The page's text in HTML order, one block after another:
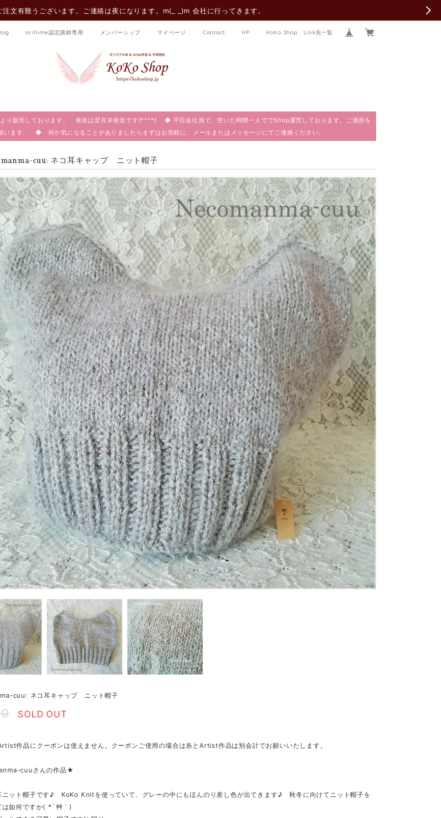
注文有難うございます。ご連絡は夜になります。m(_ _)m 会社に行ってきます。
orihime認定講師専用 メンバーシップ マイページ Contact HP KoKo Shop Link先一覧
り販売しております。 発送は翌月末発送です(*^^*) ◆ 平日会社員で、空いた時間一人ででShop運営しております。ご迷惑を
います。 ◆ 何か気になることがありましたらまずはお気軽に、メールまたはメッセージにてご連絡ください。
cuu: ネコ耳キャップ ニット帽子
cuu: ネコ耳キャップ ニット帽子
SOLD OUT
作品にクーポンは使えません。クーポンご使用の場合は糸とArtist作品は別会計でお願いいたします。
cuuさんの作品★
ニット帽子です♪ KoKo Knitを使っていて、グレーの中にもほんのり差し色が出てきます♪ 秋冬に向けてニット帽子を
は如何ですか( *´艸｀)